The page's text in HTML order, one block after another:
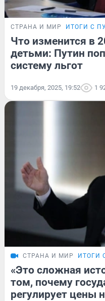
СТРАНА И МИР ИТОГИ С
Что изменится в
детьми: Путин
систему льгот
19 декабря, 2025, 19:52 1
СТРАНА И МИР ИТОГИ
«Это сложная
том, почему
регулирует цены